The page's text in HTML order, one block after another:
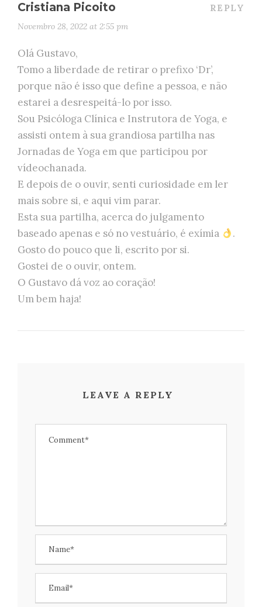
Cristiana Picoito
Novembro 28, 2022 at 2:55 pm
REPLY
Olá Gustavo,
Tomo a liberdade de retirar o prefixo ‘Dr’,
porque não é isso que define a pessoa, e não
estarei a desrespeitá-lo por isso.
Sou Psicóloga Clínica e Instrutora de Yoga, e
assisti ontem à sua grandiosa partilha nas
Jornadas de Yoga em que participou por
vídeochanada.
E depois de o ouvir, senti curiosidade em ler
mais sobre si, e aqui vim parar.
Esta sua partilha, acerca do julgamento
baseado apenas e só no vestuário, é exímia
.
Gosto do pouco que li, escrito por si.
Gostei de o ouvir, ontem.
O Gustavo dá voz ao coração!
Um bem haja!
LEAVE A REPLY